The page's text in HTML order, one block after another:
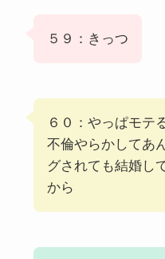
５９：きっつ
６０：やっぱモテ
不倫やらかしてあ
グされても結婚し
から